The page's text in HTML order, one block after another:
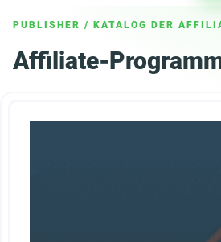
PUBLISHER / KATALOG DER
Affiliate-